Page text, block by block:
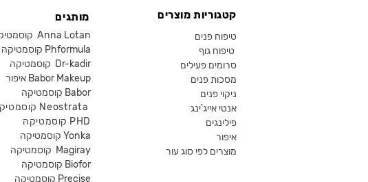
מותגים
קוסמטיקה Anna Lotan
קוסמטיקה Phformula
קוסמטיקה Dr-kadir
איפור Babor Makeup
קוסמטיקה Babor
קוסמטיקה Neostrata
קוסמטיקה PHD
קוסמטיקה Yonka
Magiray
קוסמטיקה Biofor
קוסמטיקה Precise
קטגוריות מוצרים
טיפוח פנים
טיפוח גוף
סרומים פעילים
מסכות פנים
ניקוי פנים
אנטי אייג'ינג
פילינגים
איפור
מוצרים לפי סוג עור